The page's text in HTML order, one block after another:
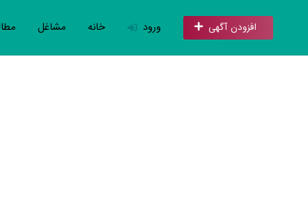
خانه مشاغل ورود افزودن آگهی